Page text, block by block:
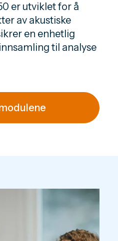
er utviklet for å
av akustiske
en enhetlig
til analyse